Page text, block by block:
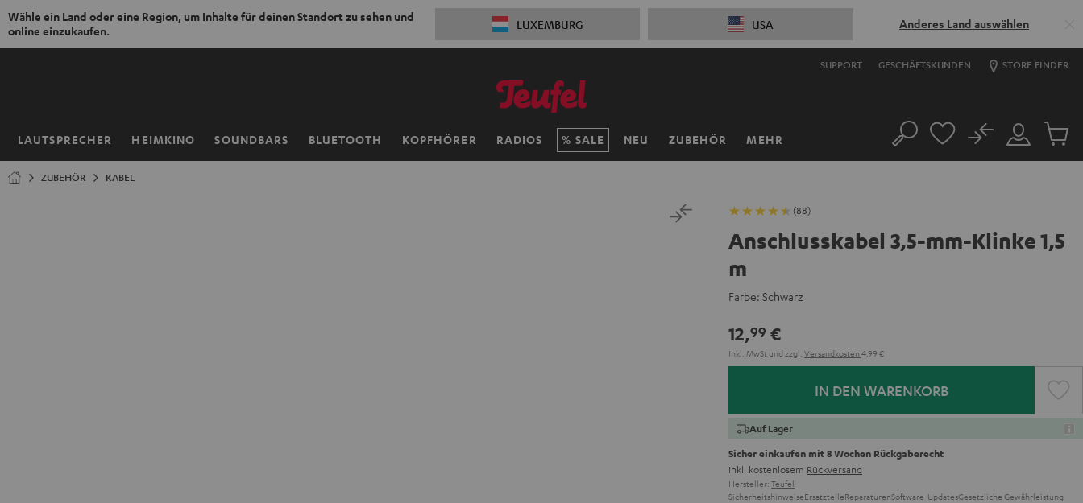
Wähle ein Land oder eine Region, um Inhalte für deinen Standort zu sehen und
online einzukaufen.
LUXEMBURG USA Anderes Land auswählen
ZUM
SUPPORT GESCHÄFTSKUNDEN STORE FINDER
LAUTSPRECHER HEIMKINO SOUNDBARS BLUETOOTH KOPFHÖRER RADIOS SALE NEU ZUBEHÖR MEHR
Startseite Suche
Mein
Konto
No
Artikel
ZUBEHÖR KABEL
(88)
Anschlusskabel 3,5-mm-Klinke 1,5
m
Farbe: Schwarz
12,99 €
Inkl. MwSt und zzgl. Versandkosten 4,99 €
IN DEN WARENKORB
Auf Lager
Sicher einkaufen mit 8 Wochen Rückgaberecht
inkl. kostenlosem Rückversand
Hersteller: Teufel
SicherheitshinweiseErsatzteileReparaturenSoftware-UpdatesGesetzliche Gewährleistung